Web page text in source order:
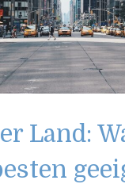
Land: